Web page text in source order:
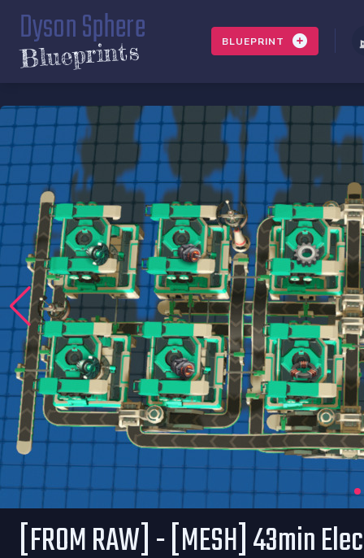
Dyson Sphere
Blueprints BLUEPRINT
[FROM RAW] - [MESH] 43min